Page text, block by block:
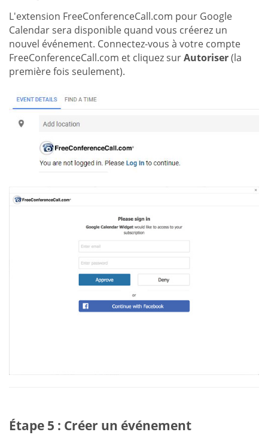
L'extension FreeConferenceCall.com pour Google
Calendar sera disponible quand vous créerez un
nouvel événement. Connectez-vous à votre compte
FreeConferenceCall.com et cliquez surAutoriser(la
première fois seulement).
Étape 5 : Créer un événement